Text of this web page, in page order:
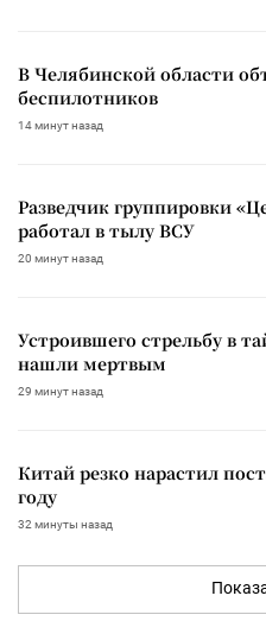
В Челябинской области
беспилотников
14 минут назад
Разведчик группировки
работал в тылу ВСУ
20 минут назад
Устроившего стрельбу в
нашли мертвым
29 минут назад
Китай резко нарастил
году
32 минуты назад